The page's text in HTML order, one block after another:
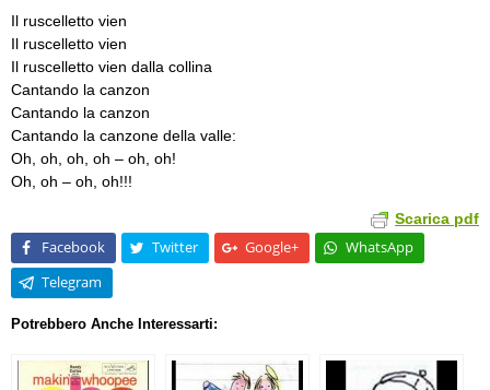
Il ruscelletto vien
Il ruscelletto vien
Il ruscelletto vien dalla collina
Cantando la canzon
Cantando la canzon
Cantando la canzone della valle:
Oh, oh, oh, oh – oh, oh!
Oh, oh – oh, oh!!!
Scarica pdf
Facebook Twitter Google+
WhatsApp
Telegram
Potrebbero Anche Interessarti: